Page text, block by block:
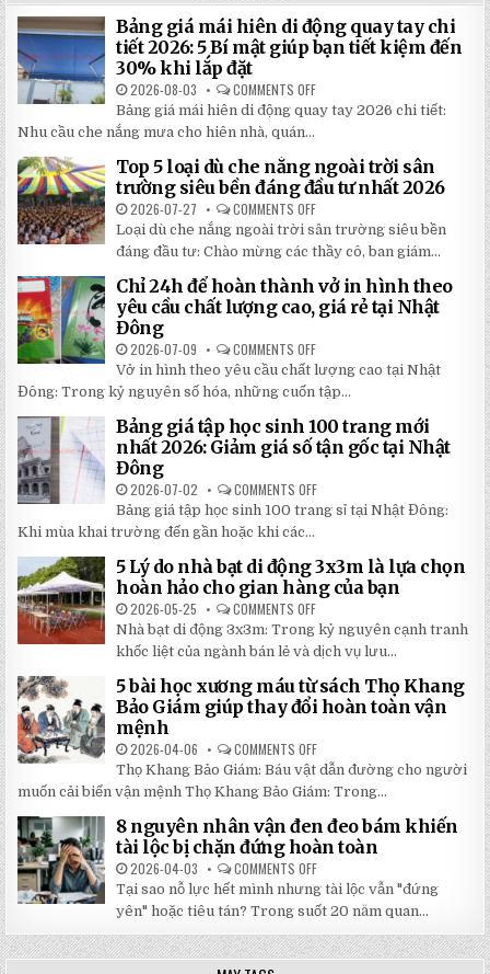
Bảng giá mái hiên di động quay tay chi
tiết 2026: 5 Bí mật giúp bạn tiết kiệm đến
30% khi lắp đặt
2026-08-03 COMMENTS OFF
BẢNG
GIÁ
ĐỘNG
QUAY
TAY
TIẾT
2026:
5
BÍ
MẬT
GIÚP
BẠN
TIẾT
KHI
LẮP
ĐẶT
Bảng giá mái hiên di động quay tay 2026 chi tiết:
Nhu cầu che nắng mưa cho hiên nhà, quán...
Top 5 loại dù che nắng ngoài trời sân
trường siêu bền đáng đầu tư nhất 2026
2026-07-27 COMMENTS OFF
TOP
5
LOẠI
DÙ
CHE
NẮNG
NGOÀI
TRỜI
BỀN
ĐÁNG
ĐẦU
NHẤT
2026
Loại dù che nắng ngoài trời sân trường siêu bền
đáng đầu tư: Chào mừng các thầy cô, ban giám...
Chỉ 24h để hoàn thành vở in hình theo
yêu cầu chất lượng cao, giá rẻ tại Nhật
Đông
2026-07-09 COMMENTS OFF
CHỈ
24H
ĐỂ
HOÀN
VỞ
IN
HÌNH
YÊU
CHẤT
LƯỢNG
RẺ
TẠI
NHẬT
ĐÔNG
Vở in hình theo yêu cầu chất lượng cao tại Nhật
Đông: Trong kỷ nguyên số hóa, những cuốn tập...
Bảng giá tập học sinh 100 trang mới
nhất 2026: Giảm giá số tận gốc tại Nhật
Đông
2026-07-02 COMMENTS OFF
BẢNG
GIÁ
100
TRANG
MỚI
2026:
GIẢM
GIÁ
SỐ
TẬN
GỐC
TẠI
NHẬT
Bảng giá tập học sinh 100 trang sỉ tại Nhật Đông:
Khi mùa khai trường đến gần hoặc khi các...
5 Lý do nhà bạt di động 3x3m là lựa chọn
hoàn hảo cho gian hàng của bạn
2026-05-25 COMMENTS OFF
5
LÝ
DO
NHÀ
BẠT
DI
ĐỘNG
3X3M
LỰA
HOÀN
HẢO
CHO
HÀNG
CỦA
BẠN
Nhà bạt di động 3x3m: Trong kỷ nguyên cạnh tranh
khốc liệt của ngành bán lẻ và dịch vụ lưu...
5 bài học xương máu từ sách Thọ Khang
Bảo Giám giúp thay đổi hoàn toàn vận
mệnh
2026-04-06 COMMENTS OFF
5
BÀI
HỌC
XƯƠNG
MÁU
TỪ
SÁCH
THỌ
BẢO
GIÁM
GIÚP
THAY
ĐỔI
HOÀN
TOÀN
Thọ Khang Bảo Giám: Báu vật dẫn đường cho người
muốn cải biến vận mệnh Thọ Khang Bảo Giám: Trong...
8 nguyên nhân vận đen đeo bám khiến
tài lộc bị chặn đứng hoàn toàn
2026-04-03 COMMENTS OFF
NGUYÊN
NHÂN
VẬN
ĐEN
ĐEO
BÁM
Tại sao nỗ lực hết mình nhưng tài lộc vẫn "đứng
yên" hoặc tiêu tán? Trong suốt 20 năm quan...